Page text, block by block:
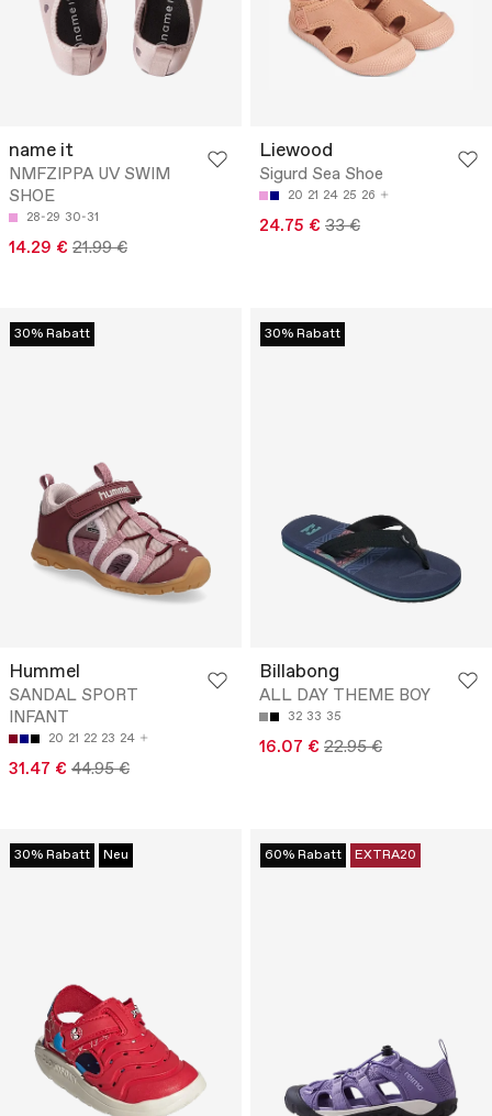
name it
NMFZIPPA UV SWIM
SHOE
28-29 30-31
14.29 € 21.99 €
Liewood
Sigurd Sea Shoe
20 21 24 25 26
24.75 € 33 €
30% Rabatt
Hummel
SANDAL SPORT
INFANT
20 21 22 23 24
31.47 € 44.95 €
30% Rabatt
Billabong
ALL DAY THEME BOY
32 33 35
16.07 € 22.95 €
30% Rabatt Neu 60% Rabatt EXTRA20